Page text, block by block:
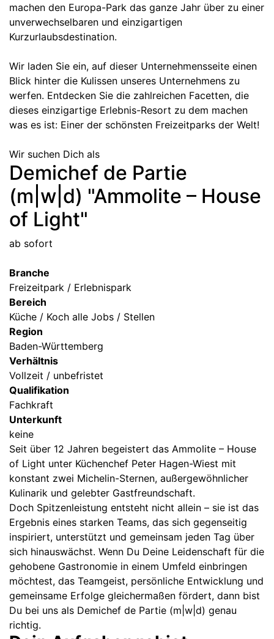
machen den Europa-Park das ganze Jahr über zu einer
unverwechselbaren und einzigartigen
Kurzurlaubsdestination.
Wir laden Sie ein, auf dieser Unternehmensseite einen
Blick hinter die Kulissen unseres Unternehmens zu
werfen. Entdecken Sie die zahlreichen Facetten, die
dieses einzigartige Erlebnis-Resort zu dem machen
was es ist: Einer der schönsten Freizeitparks der Welt!
Wir suchen Dich als
Demichef de Partie
(m|w|d) "Ammolite – House
of Light"
ab sofort
Branche
Freizeitpark / Erlebnispark
Bereich
Küche / Koch alle Jobs / Stellen
Region
Baden-Württemberg
Verhältnis
Vollzeit / unbefristet
Qualifikation
Fachkraft
Unterkunft
keine
Seit über 12 Jahren begeistert das Ammolite – House
of Light unter Küchenchef Peter Hagen-Wiest mit
konstant zwei Michelin-Sternen, außergewöhnlicher
Kulinarik und gelebter Gastfreundschaft.
Doch Spitzenleistung entsteht nicht allein – sie ist das
Ergebnis eines starken Teams, das sich gegenseitig
inspiriert, unterstützt und gemeinsam jeden Tag über
sich hinauswächst. Wenn Du Deine Leidenschaft für die
gehobene Gastronomie in einem Umfeld einbringen
möchtest, das Teamgeist, persönliche Entwicklung und
gemeinsame Erfolge gleichermaßen fördert, dann bist
Du bei uns als Demichef de Partie (m|w|d) genau
richtig.